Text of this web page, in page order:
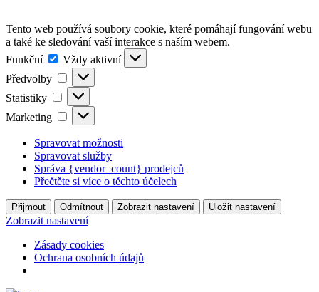
Tento web používá soubory cookie, které pomáhají fungování webu
a také ke sledování vaší interakce s naším webem.
Funkční
Funkční
Vždy aktivní
Předvolby
Předvolby
Statistiky Statistiky
Marketing Marketing
Spravovat možnosti
Spravovat služby
Správa {vendor_count} prodejců
Přečtěte si více o těchto účelech
Přijmout Odmítnout Zobrazit nastavení Uložit nastavení
Zobrazit nastavení
Zásady cookies
Ochrana osobních údajů